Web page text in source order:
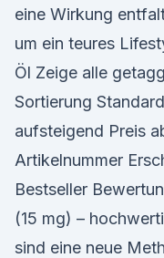
eine Wirkung
um ein teures
Öl Zeige alle
Sortierung
aufsteigend Preis
Artikelnummer
Bestseller
(15 mg) –
sind eine neue